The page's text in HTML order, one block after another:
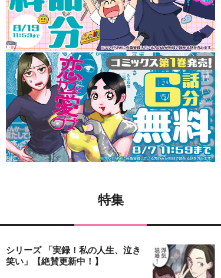
特集
シリーズ 「実録！私の人生、泣き
笑い」【絶賛更新中！】